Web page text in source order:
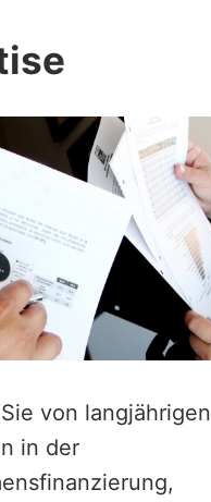
von langjährigen
in der